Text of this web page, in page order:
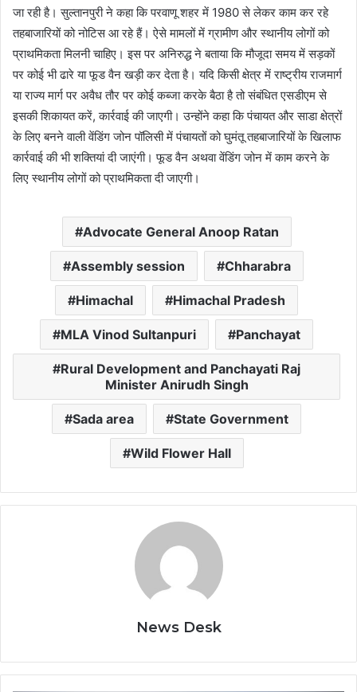
जा रही है। सुल्तानपुरी ने कहा कि परवाणू शहर में 1980 से लेकर काम कर रहे
तहबाजारियों को नोटिस आ रहे हैं। ऐसे मामलों में ग्रामीण और स्थानीय लोगों को
प्राथमिकता मिलनी चाहिए। इस पर अनिरुद्ध ने बताया कि मौजूदा समय में सड़कों
पर कोई भी ढारे या फूड वैन खड़ी कर देता है। यदि किसी क्षेत्र में राष्ट्रीय राजमार्ग
या राज्य मार्ग पर अवैध तौर पर कोई कब्जा करके बैठा है तो संबंधित एसडीएम से
इसकी शिकायत करें, कार्रवाई की जाएगी। उन्होंने कहा कि पंचायत और साडा क्षेत्रों
के लिए बनने वाली वेंडिंग जोन पॉलिसी में पंचायतों को घुमंतू तहबाजारियों के खिलाफ
कार्रवाई की भी शक्तियां दी जाएंगी। फूड वैन अथवा वेंडिंग जोन में काम करने के
लिए स्थानीय लोगों को प्राथमिकता दी जाएगी।
Advocate General Anoop Ratan
Assembly session Chharabra
Himachal Himachal Pradesh
MLA Vinod Sultanpuri Panchayat
Rural Development and Panchayati Raj
Minister Anirudh Singh
Sada area State Government
Wild Flower Hall
News Desk